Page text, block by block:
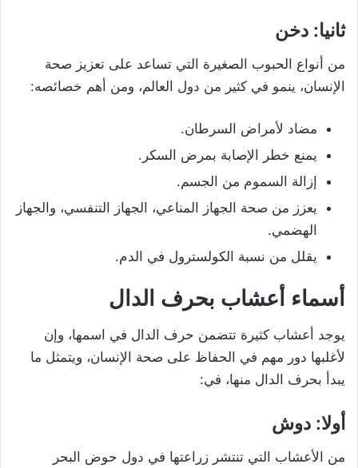
ثانيا: دخن
من أنواع الحبوب الصغيرة التي تساعد على تعزيز صحة
الإنسان، ينمو في كثير من دول العالم، ومن أهم خصائصه:
مضاد لأمراض السرطان.
يمنع خطر الإصابة بمرض السكر.
إزالة السموم من الجسم.
يعزز من صحة الجهاز المناعي، الجهاز التنفسي، والجهاز
الهضمي.
يقلل من نسبة الكولسترول في الدم.
أسماء أعشاب بحرف الدال
يوجد أعشاب كثيرة تتضمن حرف الدال في اسمها، وإن
لأغلبها دور مهم في الحفاظ على صحة الإنسان، ويتمثل ما
يبدأ بحرف الدال منها، في:
أولا: دوش
من الأعشاب التي تنتشر زراعتها في دول حوض البحر